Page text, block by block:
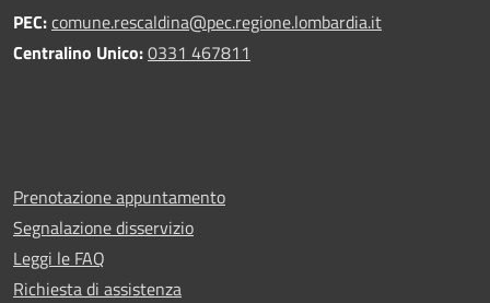
PEC:comune.rescaldina@pec.regione.lombardia.it
Centralino Unico:0331 467811
Prenotazione appuntamento
Segnalazione disservizio
Leggi le FAQ
Richiesta di assistenza